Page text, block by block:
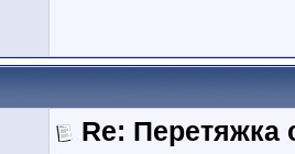
Re: Перетяжка